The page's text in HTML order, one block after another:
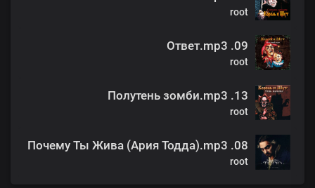
root
09. Ответ.mp3
root
13. Полутень зомби.mp3
root
08. Почему Ты Жива (Ария Тодда).mp3
root